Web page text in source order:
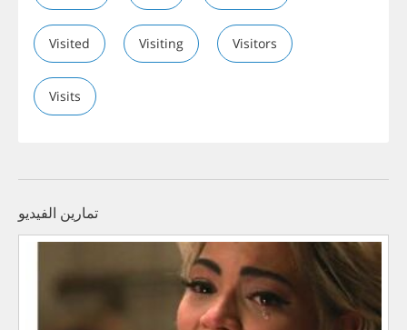
Visited Visiting Visitors
Visits
تمارين الفيديو